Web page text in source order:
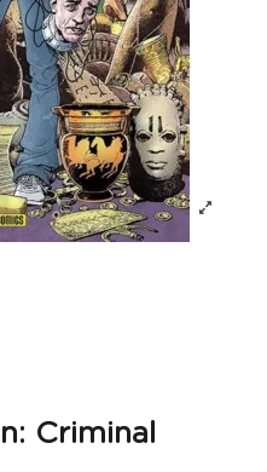
Criminal